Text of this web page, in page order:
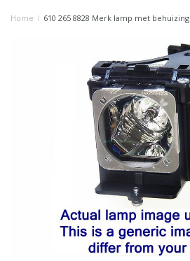
Home / 610 265 8828 Merk lamp met behuizing